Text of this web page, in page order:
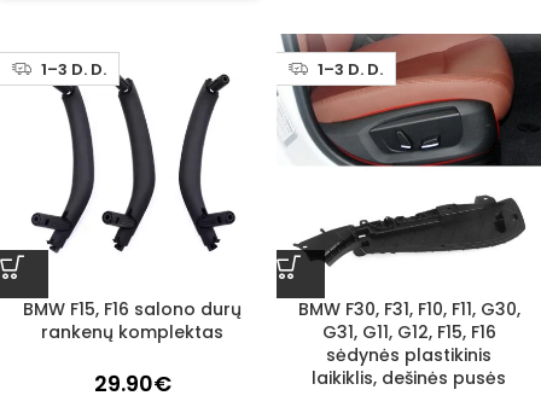
1–3 D. D.
BMW F15, F16 salono durų
rankenų komplektas
29.90€
1–3 D. D.
BMW F30, F31, F10, F11, G30,
G31, G11, G12, F15, F16
sėdynės plastikinis
laikiklis, dešinės pusės